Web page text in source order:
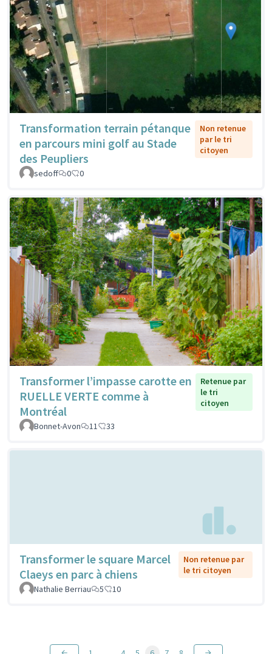
Transformation terrain pétanque
en parcours mini golf au Stade
des Peupliers
Non retenue
par le tri
citoyen
sedoff 0 0
Transformer l’impasse carotte en
RUELLE VERTE comme à
Montréal
Retenue par
le tri
citoyen
Bonnet-Avon 11 33
Transformer le square Marcel
Claeys en parc à chiens
Non retenue par
le tri citoyen
Nathalie Berriau
5 10